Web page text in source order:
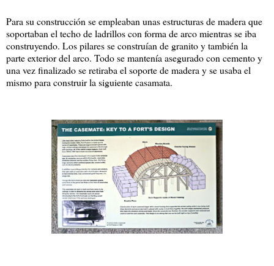
Para su construcción se empleaban unas estructuras de madera que
soportaban el techo de ladrillos con forma de arco mientras se iba
construyendo. Los pilares se construían de granito y también la
parte exterior del arco. Todo se mantenía asegurado con cemento y
una vez finalizado se retiraba el soporte de madera y se usaba el
mismo para construir la siguiente casamata.